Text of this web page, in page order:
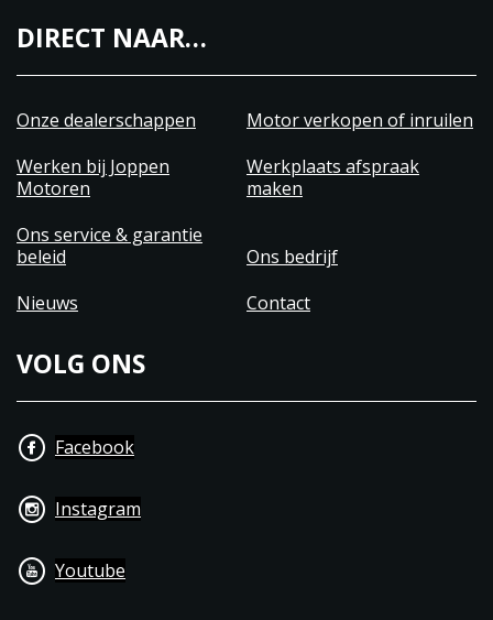
DIRECT NAAR…
Onze dealerschappen
Motor verkopen of inruilen
Werken bij Joppen
Motoren
Werkplaats afspraak
maken
Ons service & garantie
beleid
Ons bedrijf
Nieuws
Contact
VOLG ONS
Facebook
Instagram
Youtube